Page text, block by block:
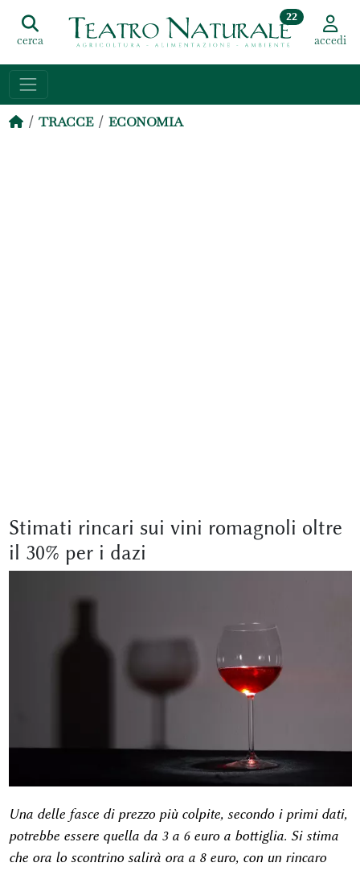
cerca
22
accedi
TRACCE ECONOMIA
Stimati rincari sui vini romagnoli oltre
il 30% per i dazi
Una delle fasce di prezzo più colpite, secondo i primi dati,
potrebbe essere quella da 3 a 6 euro a bottiglia. Si stima
che ora lo scontrino salirà ora a 8 euro, con un rincaro